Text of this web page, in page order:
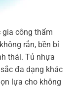
công thẩm
rắn, bền bỉ
thái. Tủ nhựa
đa dạng khác
lựa cho không